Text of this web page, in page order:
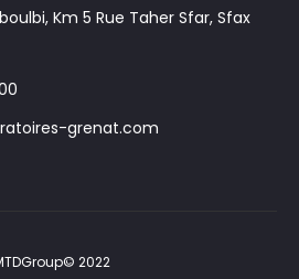
Km 5 Rue Taher Sfar, Sfax
grenat.com
2022